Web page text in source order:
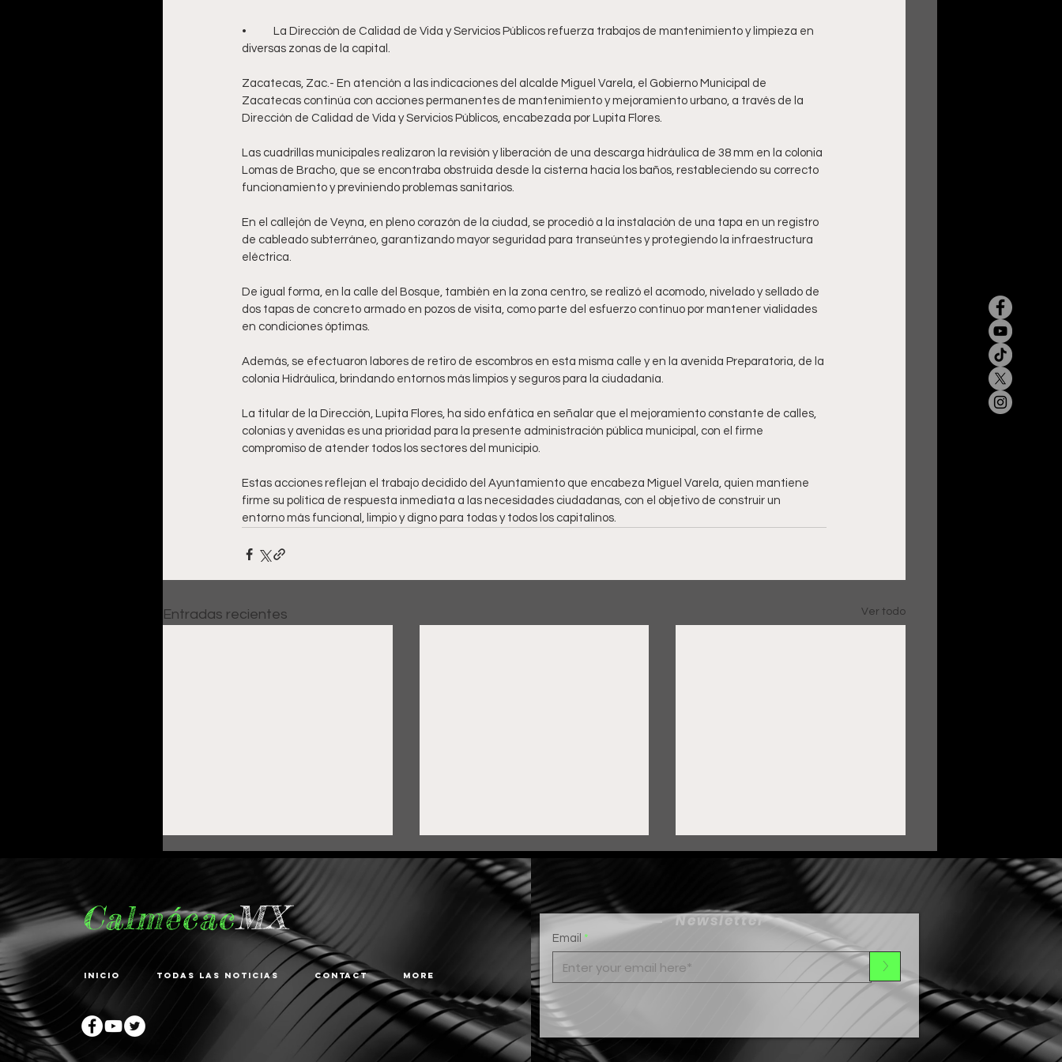
•	La Dirección de Calidad de Vida y Servicios Públicos refuerza trabajos de mantenimiento y limpieza en
diversas zonas de la capital.
Zacatecas, Zac.- En atención a las indicaciones del alcalde Miguel Varela, el Gobierno Municipal de
Zacatecas continúa con acciones permanentes de mantenimiento y mejoramiento urbano, a través de la
Dirección de Calidad de Vida y Servicios Públicos, encabezada por Lupita Flores.
Las cuadrillas municipales realizaron la revisión y liberación de una descarga hidráulica de 38 mm en la colonia
Lomas de Bracho, que se encontraba obstruida desde la cisterna hacia los baños, restableciendo su correcto
funcionamiento y previniendo problemas sanitarios.
En el callejón de Veyna, en pleno corazón de la ciudad, se procedió a la instalación de una tapa en un registro
de cableado subterráneo, garantizando mayor seguridad para transeúntes y protegiendo la infraestructura
eléctrica.
De igual forma, en la calle del Bosque, también en la zona centro, se realizó el acomodo, nivelado y sellado de
dos tapas de concreto armado en pozos de visita, como parte del esfuerzo continuo por mantener vialidades
en condiciones óptimas.
Además, se efectuaron labores de retiro de escombros en esta misma calle y en la avenida Preparatoria, de la
colonia Hidráulica, brindando entornos más limpios y seguros para la ciudadanía.
La titular de la Dirección, Lupita Flores, ha sido enfática en señalar que el mejoramiento constante de calles,
colonias y avenidas es una prioridad para la presente administración pública municipal, con el firme
compromiso de atender todos los sectores del municipio.
Estas acciones reflejan el trabajo decidido del Ayuntamiento que encabeza Miguel Varela, quien mantiene
firme su política de respuesta inmediata a las necesidades ciudadanas, con el objetivo de construir un
entorno más funcional, limpio y digno para todas y todos los capitalinos.
Entradas recientes Ver todo
Fortalece Gobierno de
Pepe Saldívar la
educación en La
Gobierno de Pepe Saldívar
y grupo FEMSA generan
más de 3 mil empleos en
Fortalece Zacatecas lazos
Hermanamiento Cultural
CalmécacMX
Inicio Todas las noticias Contact More
Newsletter
Email
>